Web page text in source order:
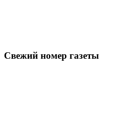
Свежий номер газеты